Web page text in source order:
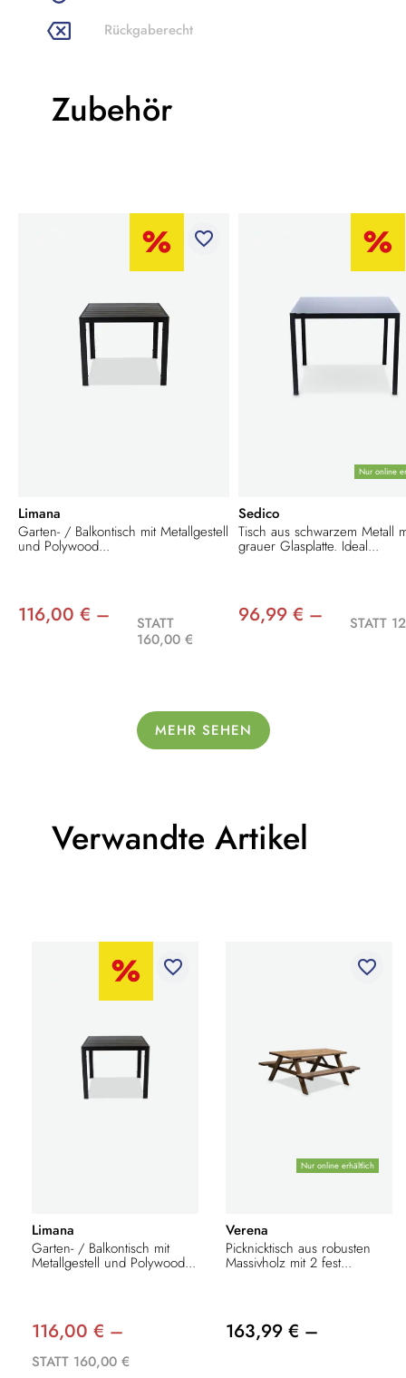
Rückgaberecht
Zubehör
favorite_border
Limana
Garten- / Balkontisch mit Metallgestell
und Polywood...
116,00 € –
STATT
160,00 €
Nur online
Sedico
Tisch aus schwarzem Metall
grauer Glasplatte. Ideal...
96,99 € – STATT
MEHR SEHEN
Verwandte Artikel
favorite_border
Limana
Garten- / Balkontisch mit
Metallgestell und Polywood...
116,00 € –
STATT 160,00 €
Nur online erhältlich
favorite_border
Verena
Picknicktisch aus robusten
Massivholz mit 2 fest...
163,99 € –